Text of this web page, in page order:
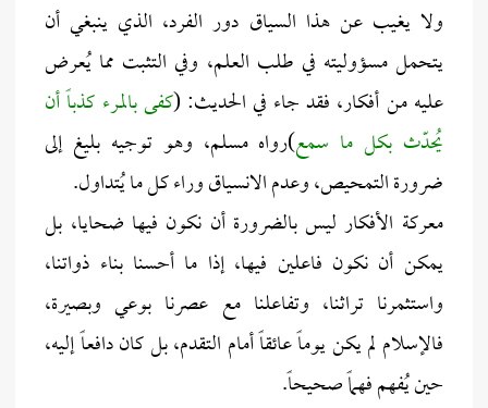
ولا يغيب عن هذا السياق دور الفرد، الذي ينبغي أن
يتحمل مسؤوليته في طلب العلم، وفي التثبت مما يُعرض
عليه من أفكار، فقد جاء في الحديث: (كفى بالمرء كذباً أن
يُحدّث بكل ما سمع)رواه مسلم، وهو توجيه بليغ إلى
ضرورة التمحيص، وعدم الانسياق وراء كل ما يُتداول.
معركة الأفكار ليس بالضرورة أن نكون فيها ضحايا، بل
يمكن أن نكون فاعلين فيها، إذا ما أحسنا بناء ذواتنا،
واستثمرنا تراثنا، وتفاعلنا مع عصرنا بوعي وبصيرة،
فالإسلام لم يكن يوماً عائقاً أمام التقدم، بل كان دافعاً إليه،
حين يُفهم فهماً صحيحاً.